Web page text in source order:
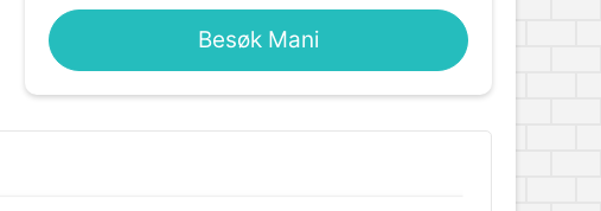
Besøk Mani